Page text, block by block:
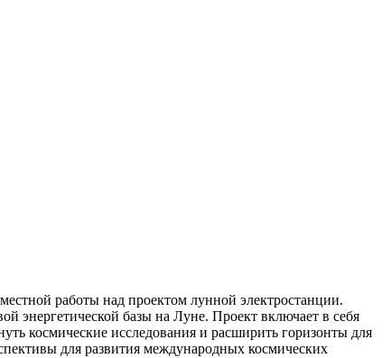
работы над проектом лунной электростанции.
энергетической базы на Луне. Проект включает в себя
космические исследования и расширить горизонты для
для развития международных космических